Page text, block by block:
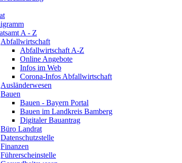
A - Z
Abfallwirtschaft
Abfallwirtschaft A-Z
Online Angebote
Infos im Web
Corona-Infos Abfallwirtschaft
Ausländerwesen
Bauen
Bauen - Bayern Portal
Bauen im Landkreis Bamberg
Digitaler Bauantrag
Büro Landrat
Datenschutzstelle
Finanzen
Führerscheinstelle